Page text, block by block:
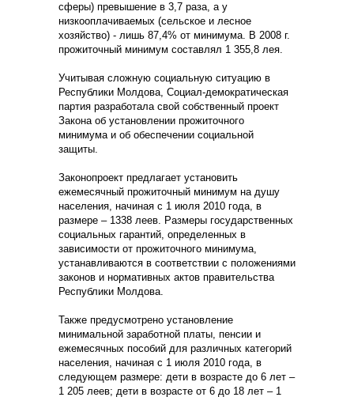
сферы) превышение в 3,7 раза, а у
низкооплачиваемых (сельское и лесное
хозяйство) - лишь 87,4% от минимума. В 2008 г.
прожиточный минимум составлял 1 355,8 лея.
Учитывая сложную социальную ситуацию в
Республики Молдова, Социал-демократическая
партия разработала свой собственный проект
Закона об установлении прожиточного
минимума и об обеспечении социальной
защиты.
Законопроект предлагает установить
ежемесячный прожиточный минимум на душу
населения, начиная с 1 июля 2010 года, в
размере – 1338 леев. Размеры государственных
социальных гарантий, определенных в
зависимости от прожиточного минимума,
устанавливаются в соответствии с положениями
законов и нормативных актов правительства
Республики Молдова.
Также предусмотрено установление
минимальной заработной платы, пенсии и
ежемесячных пособий для различных категорий
населения, начиная с 1 июля 2010 года, в
следующем размере: дети в возрасте до 6 лет –
1 205 леев; дети в возрасте от 6 до 18 лет – 1